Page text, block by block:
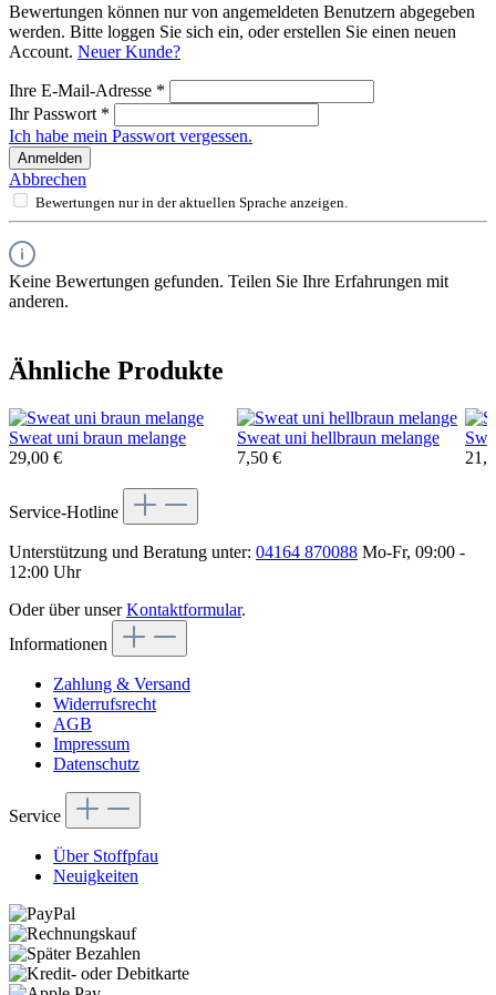
Bewertungen können nur von angemeldeten Benutzern abgegeben
werden. Bitte loggen Sie sich ein, oder erstellen Sie einen neuen
Account. Neuer Kunde?
Ihre E-Mail-Adresse *
Ihr Passwort *
Ich habe mein Passwort vergessen.
Anmelden
Abbrechen
Bewertungen nur in der aktuellen Sprache anzeigen.
Keine Bewertungen gefunden. Teilen Sie Ihre Erfahrungen mit
anderen.
Ähnliche Produkte
Sweat uni braun melange
29,00 €
Sweat uni hellbraun melange
7,50 €
Service-Hotline
Unterstützung und Beratung unter: 04164 870088 Mo-Fr, 09:00 -
12:00 Uhr
Oder über unserKontaktformular.
Informationen
Zahlung & Versand
Widerrufsrecht
AGB
Impressum
Datenschutz
Service
Über Stoffpfau
Neuigkeiten